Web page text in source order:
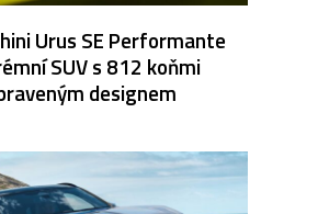
Urus SE Performante
SUV s 812 koňmi
designem